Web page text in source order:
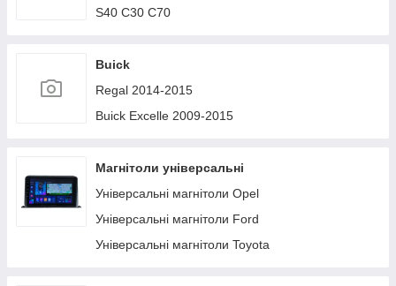
S40 C30 C70
Buick
Regal 2014-2015
Buick Excelle 2009-2015
Магнітоли універсальні
Універсальні магнітоли Opel
Універсальні магнітоли Ford
Універсальні магнітоли Toyota